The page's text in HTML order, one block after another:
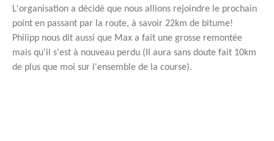
L'organisation a décidé que nous allions rejoindre le prochain
point en passant par la route, à savoir 22km de bitume!
Philipp nous dit aussi que Max a fait une grosse remontée
mais qu'il s'est à nouveau perdu (Il aura sans doute fait 10km
de plus que moi sur l'ensemble de la course).